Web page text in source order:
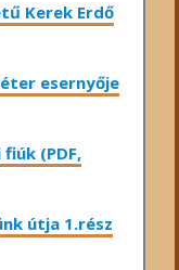
Kerek Erdő
esernyője
(PDF,
útja 1.rész